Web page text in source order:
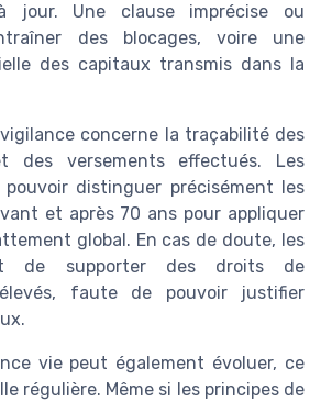
jour. Une clause imprécise ou
des blocages, voire une
des capitaux transmis dans la
concerne la traçabilité des
des versements effectués. Les
distinguer précisément les
et après 70 ans pour appliquer
global. En cas de doute, les
de supporter des droits de
faute de pouvoir justifier
vie peut également évoluer, ce
régulière. Même si les principes de